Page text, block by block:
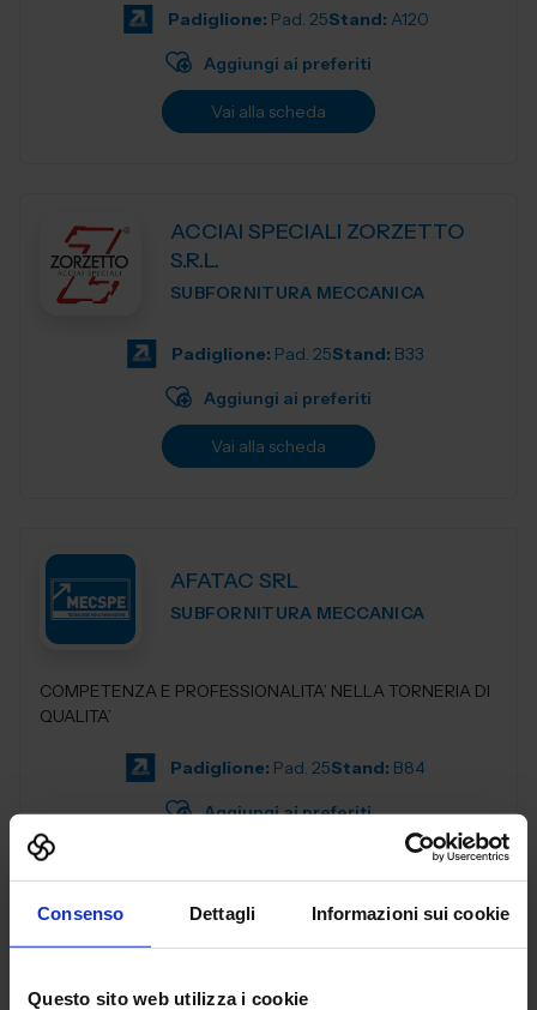
Consenso Dettagli Informazioni sui cookie
Questo sito web utilizza i cookie
Padiglione: Pad. 25Stand: A120
Aggiungi ai preferiti
Vai alla scheda
ACCIAI SPECIALI ZORZETTO
S.R.L.
SUBFORNITURA MECCANICA
Padiglione: Pad. 25Stand: B33
Aggiungi ai preferiti
Vai alla scheda
AFATAC SRL
SUBFORNITURA MECCANICA
COMPETENZA E PROFESSIONALITA’ NELLA TORNERIA DI
QUALITA’
Padiglione: Pad. 25Stand: B84
Aggiungi ai preferiti
AG TECHNIK SRL